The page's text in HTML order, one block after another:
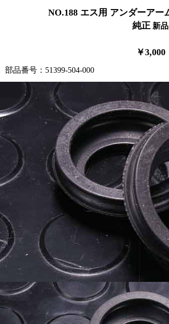
NO.188 エス用 アンダーアー
純正 新品
￥3,000
部品番号：51399-504-000